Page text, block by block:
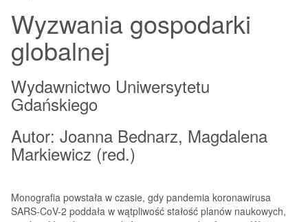
Wyzwania gospodarki
globalnej
Wydawnictwo Uniwersytetu
Gdańskiego
Autor: Joanna Bednarz, Magdalena
Markiewicz (red.)
Monografia powstała w czasie, gdy pandemia koronawirusa
SARS-CoV-2 poddała w wątpliwość stałość planów naukowych,